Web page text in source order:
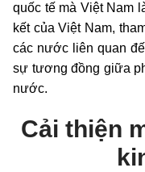
quốc tế mà Việt Nam
kết của Việt Nam,
các nước liên quan
sự tương đồng giữa
nước.
Cải thiện